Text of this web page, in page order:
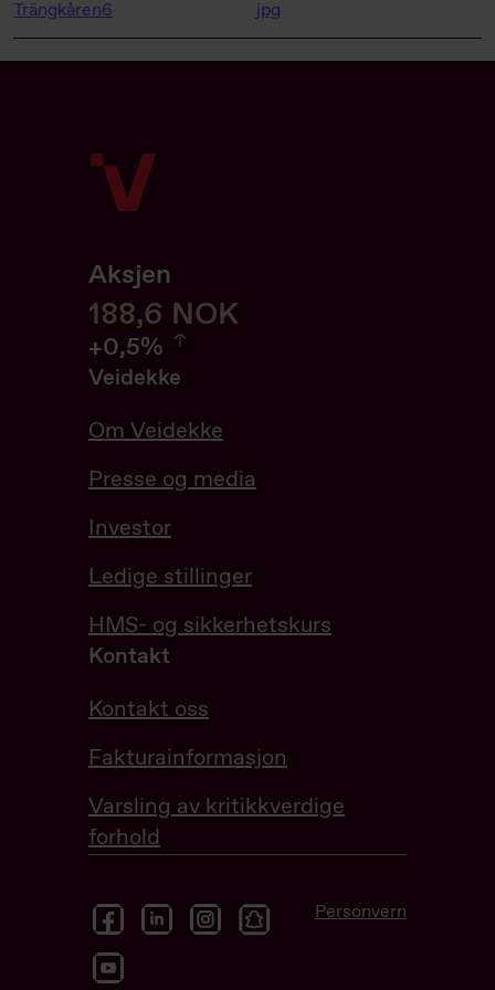
Trängkåren6 jpg
Aksjen
188,6 NOK188,6
+0,5%
0.53%
Veidekke
Om Veidekke
Presse og media
Investor
Ledige stillinger
HMS- og sikkerhetskurs
Kontakt
Kontakt oss
Fakturainformasjon
Varsling av kritikkverdige
forhold
facebooklinkedininstagramsnapchat
youtube
Personvern